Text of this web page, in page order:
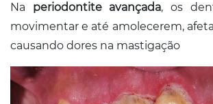
Na periodontite avançada, os
movimentar e até amolecerem,
causando dores na mastigação